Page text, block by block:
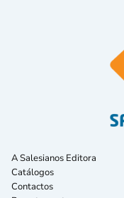
A Salesianos Editora
Catálogos
Contactos